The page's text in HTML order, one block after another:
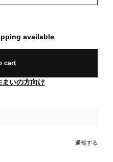
available
cart
まいの方向け
通報する